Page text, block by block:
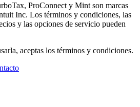
ProConnect y Mint son marcas
Inc. Los términos y condiciones, las
y las opciones de servicio pueden
aceptas los términos y condiciones.